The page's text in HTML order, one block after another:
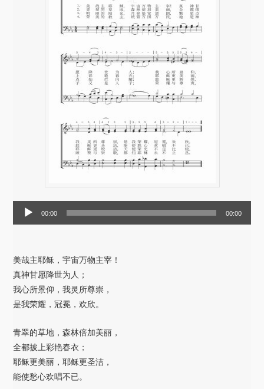
器
00:00 00:00
美哉主耶稣，宇宙万物主宰！
真神甘愿降世为人；
我心所景仰，我灵所尊崇，
是我荣耀，冠冕，欢欣。
青翠的草地，森林倍加美丽，
全都披上彩艳春衣；
耶稣更美丽，耶稣更圣洁，
能使愁心欢唱不已。